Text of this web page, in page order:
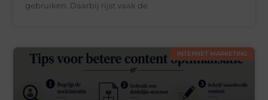
gebruiken. Daarbij rijst vaak de
INTERNET MARKETING